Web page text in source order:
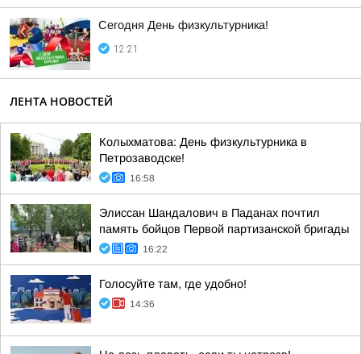
Сегодня День физкультурника!
12:21
ЛЕНТА НОВОСТЕЙ
Колыхматова: День физкультурника в
Петрозаводске!
16:58
Элиссан Шандалович в Паданах почтил
память бойцов Первой партизанской бригады
16:22
Голосуйте там, где удобно!
14:36